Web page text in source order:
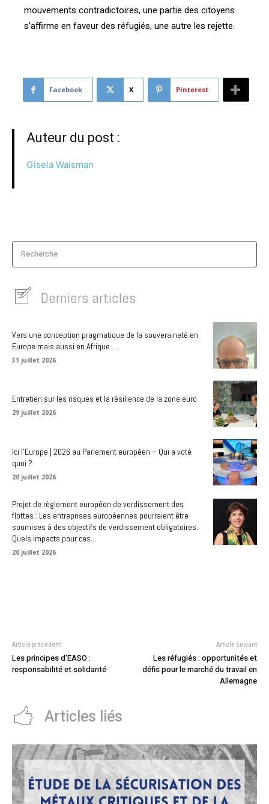
mouvements contradictoires, une partie des citoyens
s’affirme en faveur des réfugiés, une autre les rejette.
Facebook X Pinterest
Auteur du post :
Gisela Waisman
Recherche
Derniers articles
Vers une conception pragmatique de la souveraineté en
Europe mais aussi en Afrique …
31 juillet 2026
Entretien sur les risques et la résilience de la zone euro
29 juillet 2026
Ici l’Europe | 2026 au Parlement européen – Qui a voté
quoi ?
20 juillet 2026
Projet de règlement européen de verdissement des
flottes : Les entreprises européennes pourraient être
soumises à des objectifs de verdissement obligatoires.
Quels impacts pour ces...
20 juillet 2026
Article précédent
Les principes d’EASO :
responsabilité et solidarité
Article suivant
Les réfugiés : opportunités et
défis pour le marché du travail en
Allemagne
Articles liés